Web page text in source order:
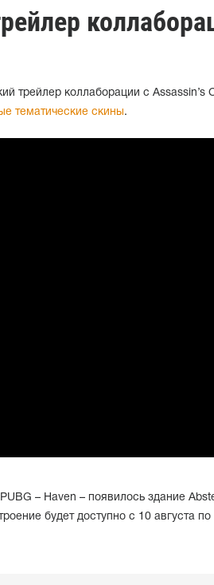
трейлер коллаборации с Assassin’s
тематические скины.
– Haven – появилось здание
будет доступно с 10 августа по